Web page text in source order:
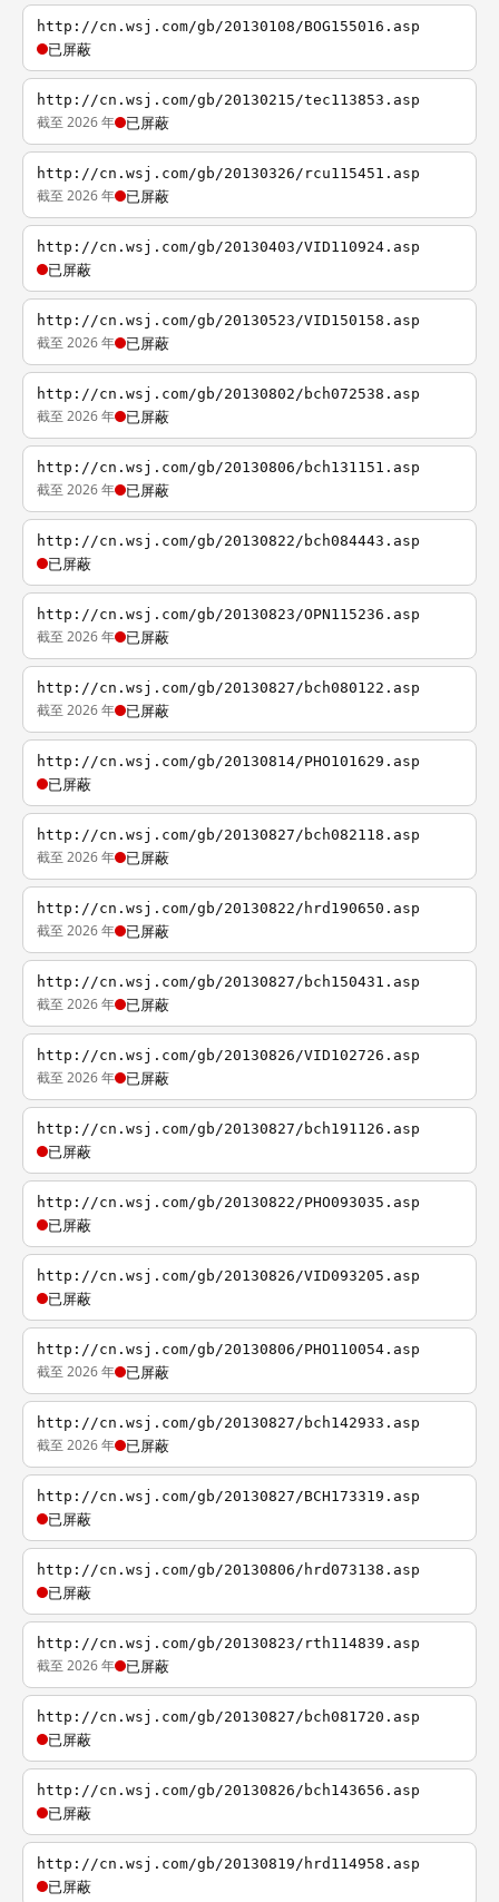
http://cn.wsj.com/gb/20130108/BOG155016.asp
已屏蔽
http://cn.wsj.com/gb/20130215/tec113853.asp
截至 2026 年 已屏蔽
http://cn.wsj.com/gb/20130326/rcu115451.asp
截至 2026 年 已屏蔽
http://cn.wsj.com/gb/20130403/VID110924.asp
已屏蔽
http://cn.wsj.com/gb/20130523/VID150158.asp
截至 2026 年 已屏蔽
http://cn.wsj.com/gb/20130802/bch072538.asp
截至 2026 年 已屏蔽
http://cn.wsj.com/gb/20130806/bch131151.asp
截至 2026 年 已屏蔽
http://cn.wsj.com/gb/20130822/bch084443.asp
已屏蔽
http://cn.wsj.com/gb/20130823/OPN115236.asp
截至 2026 年 已屏蔽
http://cn.wsj.com/gb/20130827/bch080122.asp
截至 2026 年 已屏蔽
http://cn.wsj.com/gb/20130814/PHO101629.asp
已屏蔽
http://cn.wsj.com/gb/20130827/bch082118.asp
截至 2026 年 已屏蔽
http://cn.wsj.com/gb/20130822/hrd190650.asp
截至 2026 年 已屏蔽
http://cn.wsj.com/gb/20130827/bch150431.asp
截至 2026 年 已屏蔽
http://cn.wsj.com/gb/20130826/VID102726.asp
截至 2026 年 已屏蔽
http://cn.wsj.com/gb/20130827/bch191126.asp
已屏蔽
http://cn.wsj.com/gb/20130822/PHO093035.asp
已屏蔽
http://cn.wsj.com/gb/20130826/VID093205.asp
已屏蔽
http://cn.wsj.com/gb/20130806/PHO110054.asp
截至 2026 年 已屏蔽
http://cn.wsj.com/gb/20130827/bch142933.asp
截至 2026 年 已屏蔽
http://cn.wsj.com/gb/20130827/BCH173319.asp
已屏蔽
http://cn.wsj.com/gb/20130806/hrd073138.asp
已屏蔽
http://cn.wsj.com/gb/20130823/rth114839.asp
截至 2026 年 已屏蔽
http://cn.wsj.com/gb/20130827/bch081720.asp
已屏蔽
http://cn.wsj.com/gb/20130826/bch143656.asp
已屏蔽
http://cn.wsj.com/gb/20130819/hrd114958.asp
已屏蔽